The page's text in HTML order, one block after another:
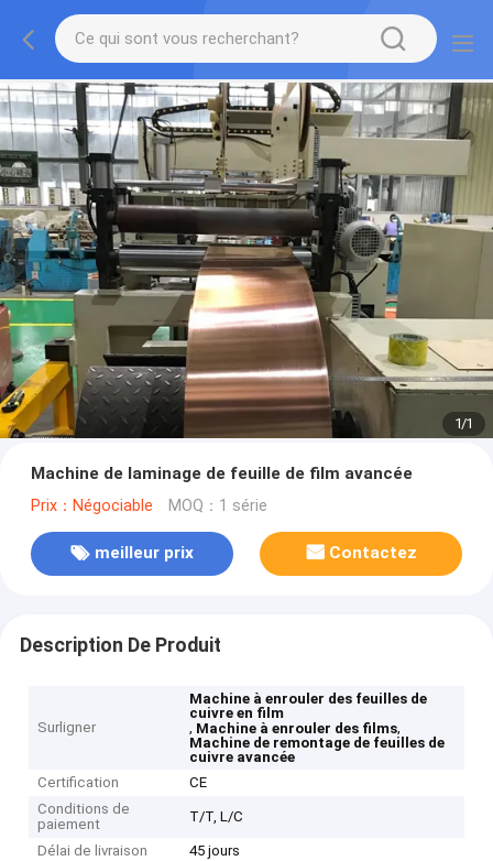
1/1
Machine de laminage de feuille de film avancée
Prix：Négociable MOQ：1 série
meilleur prix Contactez
Description De Produit
Surligner
Machine à enrouler des feuilles de
cuivre en film
, Machine à enrouler des films,
Machine de remontage de feuilles de
cuivre avancée
Certification
CE
Conditions de
paiement
T/T, L/C
Délai de livraison
45 jours